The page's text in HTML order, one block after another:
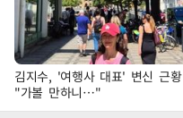
김지수, '여행사 대표' 변신 근황
"가볼 만하니…"